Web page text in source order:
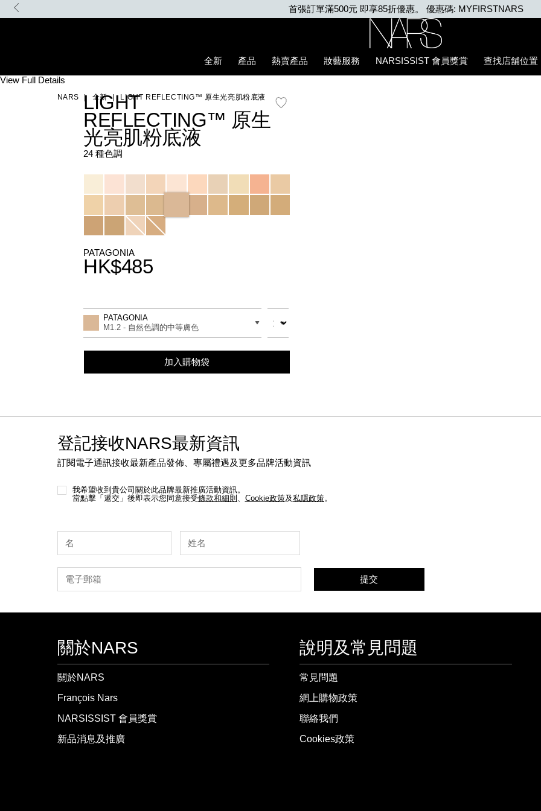
Skip
首張訂單滿500元 即享85折優惠。 優惠碼: MYFIRSTNARS
全新
產品 熱賣產品 妝藝服務 NARSISSIST 會員獎賞 查找店舖位置
NARS 全新 LIGHT REFLECTING™ 原生光亮肌粉底液
Details
/zh/light-
%E5%8E%9F%E7%94%9F%E5%85%89%E4%BA%AE%E8%82%8C%E7%B2%89%E5%BA%95%E6%B6%B2/
Item
0194251070544_hk
View Full Details
LIGHT
REFLECTING™ 原生
光亮肌粉底液
24 種色調
Variations
PATAGONIA
HK$485
to
options
Actions
PATAGONIA
M1.2 - 自然色調的中等膚色
數量
加入購物袋
登記接收NARS最新資訊
訂閱電子通訊接收最新產品發佈、專屬禮遇及更多品牌活動資訊
我希望收到貴公司關於此品牌最新推廣活動資訊。
當點擊「遞交」後即表示您同意接受條款和細則 Cookie政策及私隱政策。
提交
關於NARS
關於NARS
François Nars
NARSISSIST 會員獎賞
新品消息及推廣
說明及常見問題
常見問題
網上購物政策
聯絡我們
Cookies政策